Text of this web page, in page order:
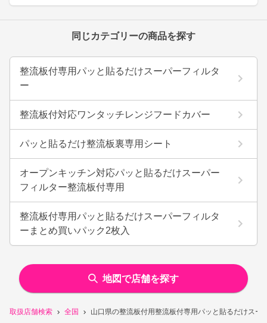
取扱店舗検索 全国 山口県の整流板付用整流板付専用パッと貼るだけス
同じカテゴリーの商品を探す
整流板付専用パッと貼るだけスーパーフィルタ
ー
整流板付対応ワンタッチレンジフードカバー
パッと貼るだけ整流板裏専用シート
オープンキッチン対応パッと貼るだけスーパー
フィルター整流板付専用
整流板付専用パッと貼るだけスーパーフィルタ
ーまとめ買いパック2枚入
地図で店舗を探す